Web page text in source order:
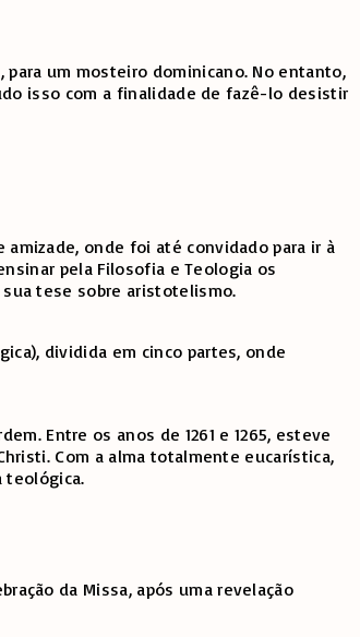
para um mosteiro dominicano. No entanto,
isso com a finalidade de fazê-lo desistir
onde foi até convidado para ir à
pela Filosofia e Teologia os
tese sobre aristotelismo.
dividida em cinco partes, onde
Entre os anos de 1261 e 1265, esteve
Com a alma totalmente eucarística,
teológica.
da Missa, após uma revelação